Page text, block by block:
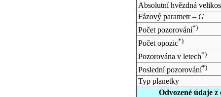
Absolutní hvězdná
Fázový parametr – G
Počet pozorování*)
Počet opozic*)
Pozorována v letech*)
Poslední pozorování*)
Typ planetky
Odvozené údaje